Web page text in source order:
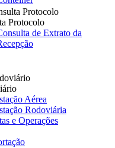
Protocolo
Protocolo
de Extrato da
Aérea
Rodoviária
e Operações